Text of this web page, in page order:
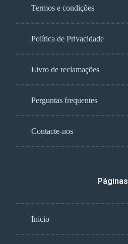
Termos e condições
Política de Privacidade
Livro de reclamações
Perguntas frequentes
Contacte-nos
Páginas
Inicio